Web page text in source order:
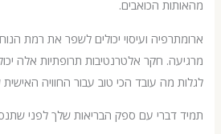
הכואבים.
ועיסוי יכולים לשפר את רמת הנוחות שלך,
חקר אלטרנטיבות תרופתיות אלה יכול
מה עובד הכי טוב עבור החוויה האישית שלך
עם ספק הבריאות שלך לפני שתנסי שיטות